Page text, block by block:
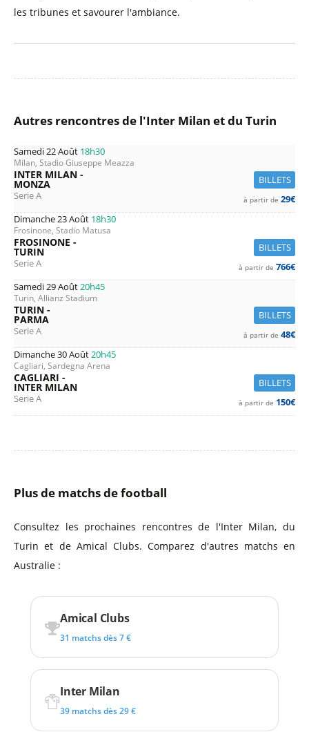
les tribunes et savourer l'ambiance.
Autres rencontres de l'Inter Milan et du Turin
Samedi 22 Août 18h30
Milan, Stadio Giuseppe Meazza
BILLETS
INTER MILAN -
MONZA
Serie A à partir de 29€
Dimanche 23 Août 18h30
Frosinone, Stadio Matusa
BILLETS
FROSINONE -
TURIN
Serie A à partir de 766€
Samedi 29 Août20h45
Turin, Allianz Stadium
BILLETS
TURIN -
PARMA
Serie A à partir de 48€
Dimanche 30 Août20h45
Cagliari, Sardegna Arena
BILLETS
CAGLIARI -
INTER MILAN
Serie A à partir de 150€
Plus de matchs de football
Consultez les prochaines rencontres de l'Inter Milan, du
Turin et de Amical Clubs. Comparez d'autres matchs en
Australie :
Amical Clubs
31 matchs dès 7 €
Inter Milan
39 matchs dès 29 €